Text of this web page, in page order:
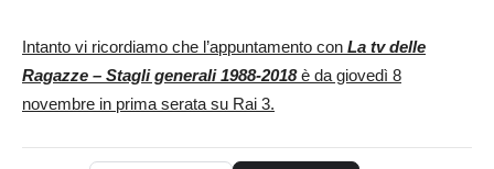
Intanto vi ricordiamo che l’appuntamento con La tv delle
Ragazze – Stagli generali 1988-2018è da giovedì 8
novembre in prima serata su Rai 3.